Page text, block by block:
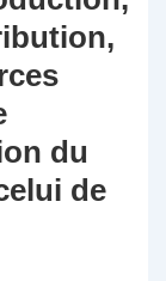
du
de